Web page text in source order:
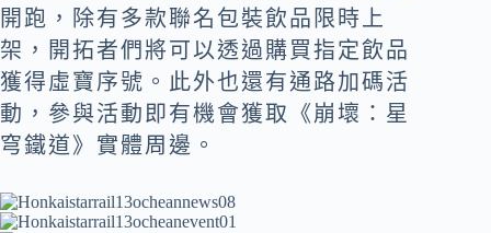
開跑，除有多款聯名包裝飲品限時上
架，開拓者們將可以透過購買指定飲品
獲得虛寶序號。此外也還有通路加碼活
動，參與活動即有機會獲取《崩壞：星
穹鐵道》實體周邊。